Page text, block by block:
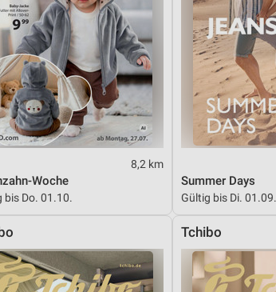
8,2 km
Woche
bis Do. 01.10.
Summer Days
Gültig bis Di. 01.09.
Tchibo